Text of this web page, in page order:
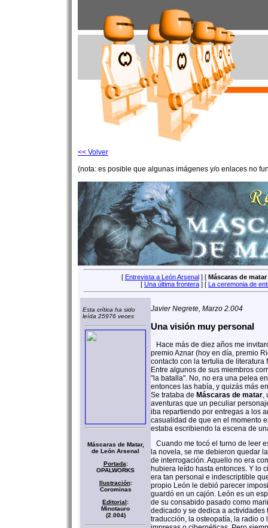
<< Volver
(nota: es posible que algunas imágenes y/o enlaces no
[ Entrevista a León Arsenal] [ Máscaras de matar
[ Una última frontera ] [ La ceremonia de
Esta crítica ha sido
leída 25976 veces
Máscaras de Matar,
de León Arsenal
Portada:
OPALWORKS
Ilustración:
Corominas
Editorial:
Minotauro
(2.004)
Javier Negrete, Marzo 2.004
Una visión muy personal
Hace más de diez años me
premio Aznar (hoy en día, premio
contacto con la tertulia de literatura
Entre algunos de sus miembros
"la batalla". No, no era una pelea
entonces las había, y quizás más
Se trataba de Máscaras de matar,
aventuras que un peculiar
iba repartiendo por entregas a los
casualidad de que en el momento
estaba escribiendo la escena de
Cuando me tocó el turno de leer
la novela, se me debieron quedar
de interrogación. Aquello no era
hubiera leído hasta entonces. Y lo
era tan personal e indescriptible
propio León le debió parecer
guardó en un cajón. León es un
de su consabido pasado como
dedicado y se dedica a actividades
traducción, la osteopatía, la radio o